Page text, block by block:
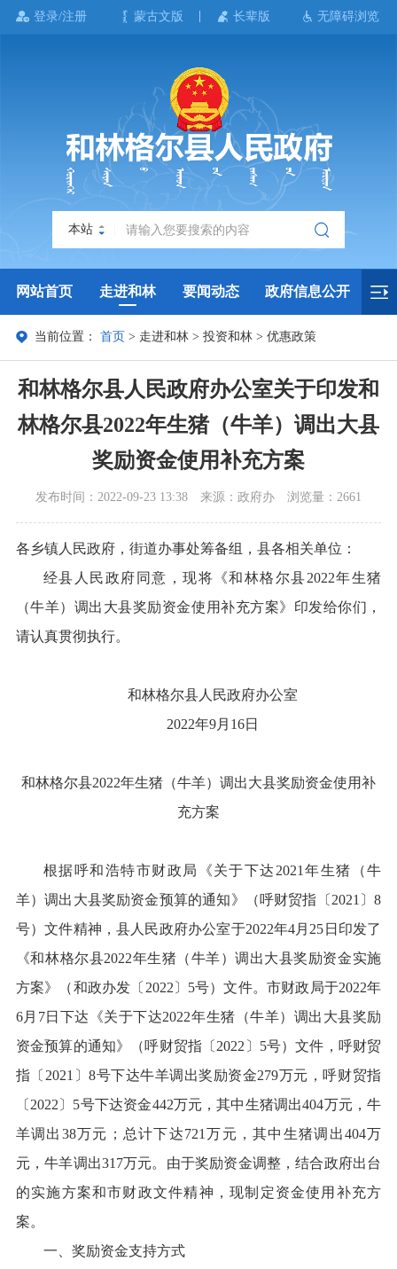
登录/注册 蒙古文版 长辈版 无障碍浏览
本站
网站首页 走进和林 要闻动态 政府信息公开
政务服务 政民互动 政府数据 专题专栏
当前位置：首页 > 走进和林 >投资和林 >优惠政策
和林格尔县人民政府办公室关于印发和
林格尔县2022年生猪（牛羊）调出大县
奖励资金使用补充方案
发布时间：2022-09-23 13:38 来源：政府办 浏览量：2661
各乡镇人民政府，街道办事处筹备组，县各相关单位：
经县人民政府同意，现将《和林格尔县2022年生猪
（牛羊）调出大县奖励资金使用补充方案》印发给你们，
请认真贯彻执行。
和林格尔县人民政府办公室
2022年9月16日
和林格尔县2022年生猪（牛羊）调出大县奖励资金使用补
充方案
根据呼和浩特市财政局《关于下达2021年生猪（牛
羊）调出大县奖励资金预算的通知》（呼财贸指〔2021〕8
号）文件精神，县人民政府办公室于2022年4月25日印发了
《和林格尔县2022年生猪（牛羊）调出大县奖励资金实施
方案》（和政办发〔2022〕5号）文件。市财政局于2022年
6月7日下达《关于下达2022年生猪（牛羊）调出大县奖励
资金预算的通知》（呼财贸指〔2022〕5号）文件，呼财贸
指〔2021〕8号下达牛羊调出奖励资金279万元，呼财贸指
〔2022〕5号下达资金442万元，其中生猪调出404万元，牛
羊调出38万元；总计下达721万元，其中生猪调出404万
元，牛羊调出317万元。由于奖励资金调整，结合政府出台
的实施方案和市财政文件精神，现制定资金使用补充方
案。
一、奖励资金支持方式